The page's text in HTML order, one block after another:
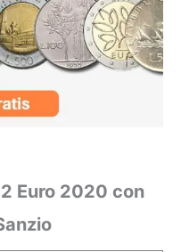
Euro 2020 con